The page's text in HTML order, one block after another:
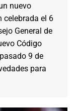
nuevo
celebrada el 6
General de
Código
9 de
para